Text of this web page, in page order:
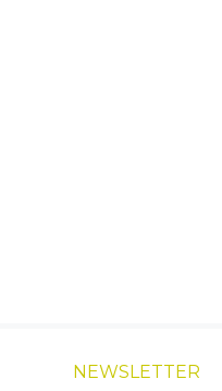
NEWSLETTER